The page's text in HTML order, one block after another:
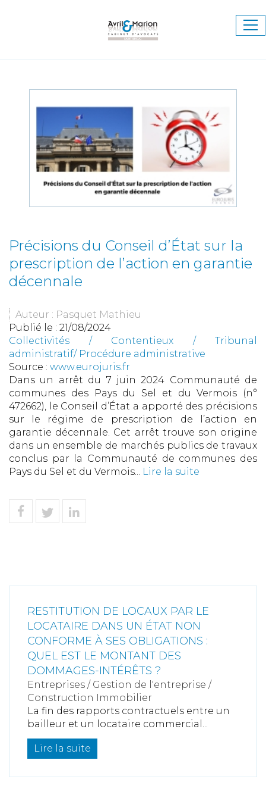
Précisions du Conseil d’État sur la
prescription de l’action en garantie
décennale
Auteur : Pasquet Mathieu
Publié le : 21/08/2024
Collectivités / Contentieux / Tribunal
administratif/ Procédure administrative
Source : www.eurojuris.fr
Dans un arrêt du 7 juin 2024 Communauté de
communes des Pays du Sel et du Vermois (n°
472662), le Conseil d’État a apporté des précisions
sur le régime de prescription de l’action en
garantie décennale. Cet arrêt trouve son origine
dans un ensemble de marchés publics de travaux
conclus par la Communauté de communes des
Pays du Sel et du Vermois... Lire la suite
RESTITUTION DE LOCAUX PAR LE
LOCATAIRE DANS UN ÉTAT NON
CONFORME À SES OBLIGATIONS :
QUEL EST LE MONTANT DES
DOMMAGES-INTÉRÊTS ?
Entreprises / Gestion de l'entreprise /
Construction Immobilier
La fin des rapports contractuels entre un
bailleur et un locataire commercial...
Lire la suite